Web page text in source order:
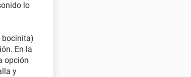
lo
bocinita)
En la
opción
y